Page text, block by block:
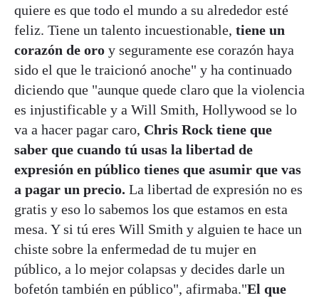
quiere es que todo el mundo a su alrededor esté
feliz. Tiene un talento incuestionable, tiene un
corazón de oro y seguramente ese corazón haya
sido el que le traicionó anoche" y ha continuado
diciendo que "aunque quede claro que la violencia
es injustificable y a Will Smith, Hollywood se lo
va a hacer pagar caro, Chris Rock tiene que
saber que cuando tú usas la libertad de
expresión en público tienes que asumir que vas
a pagar un precio. La libertad de expresión no es
gratis y eso lo sabemos los que estamos en esta
mesa. Y si tú eres Will Smith y alguien te hace un
chiste sobre la enfermedad de tu mujer en
público, a lo mejor colapsas y decides darle un
bofetón también en público", afirmaba."El que